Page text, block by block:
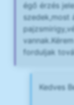
égő érzés
szedek,most
forduljak
Kedves